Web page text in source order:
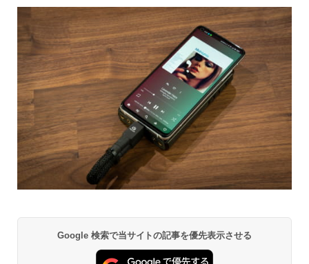
Google 検索で当サイトの記事を優先表示させる